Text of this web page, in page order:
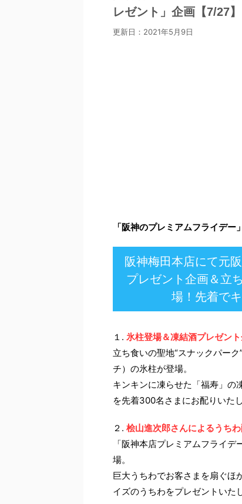
レゼント」企画【7/27】
更新日： 2021年5月9日
「阪神のプレミアムフライデー
阪神梅田本店にて元
プレゼント企画＆立
場！先着で
１. 氷柱登場＆凍結酒プレゼン
立ち食いの聖地“スナックパー
チ）の氷柱が登場。
キンキンに凍らせた「福寿」の
を先着300名さまにお配りいた
２. 桧山進次郎さんによるうちわ
「阪神本店プレミアムフライ
場。
巨大うちわでお客さまを扇ぐほ
イズのうちわをプレゼントいた